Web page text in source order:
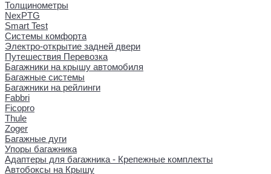
Толщинометры
NexPTG
Smart Test
Системы комфорта
Электро-открытие задней двери
Путешествия Перевозка
Багажники на крышу автомобиля
Багажные системы
Багажники на рейлинги
Fabbri
Ficopro
Thule
Zoger
Багажные дуги
Упоры багажника
Адаптеры для багажника - Крепежные комплекты
Автобоксы на Крышу